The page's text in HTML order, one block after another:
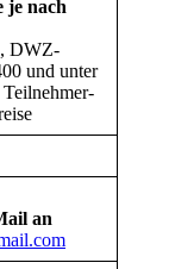
je nach
DWZ-
und unter
an